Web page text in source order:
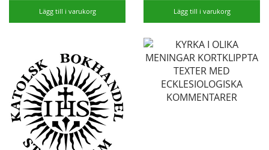
Lägg till i varukorg Lägg till i varukorg